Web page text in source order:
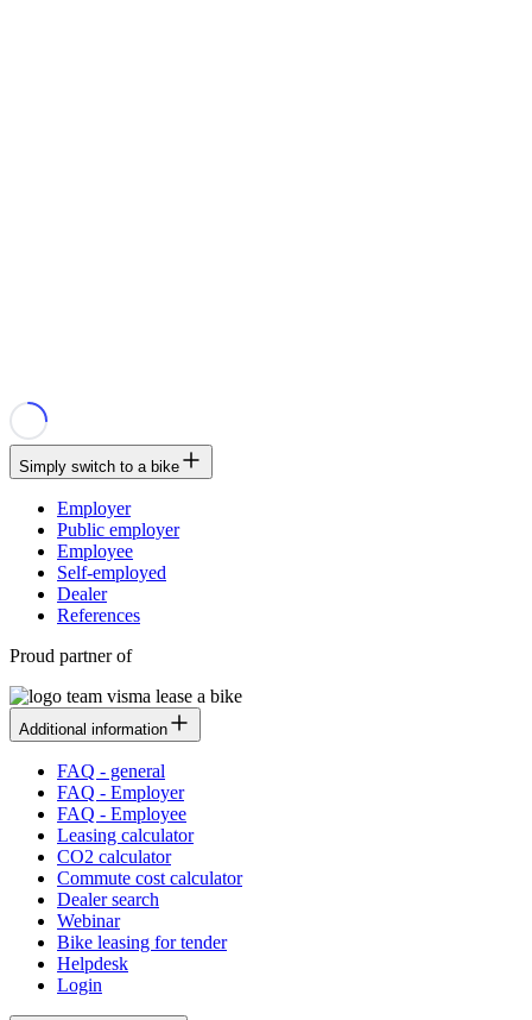
Simply switch to a bike
Employer
Public employer
Employee
Self-employed
Dealer
References
Proud partner of
Additional information
FAQ - general
FAQ - Employer
FAQ - Employee
Leasing calculator
CO2 calculator
Commute cost calculator
Dealer search
Webinar
Bike leasing for tender
Helpdesk
Login